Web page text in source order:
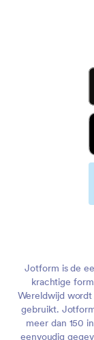
Jotform is de
krachtige
Wereldwijd
gebruikt.
meer dan 150
eenvoudig